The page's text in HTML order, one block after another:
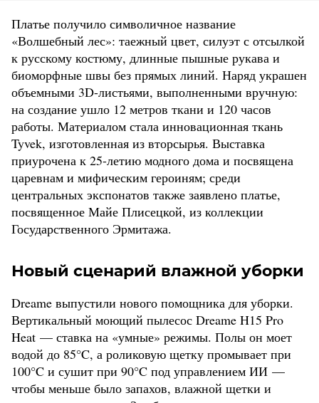
Платье получило символичное название
«Волшебный лес»: таежный цвет, силуэт с отсылкой
к русскому костюму, длинные пышные рукава и
биоморфные швы без прямых линий. Наряд украшен
объемными 3D-листьями, выполненными вручную:
на создание ушло 12 метров ткани и 120 часов
работы. Материалом стала инновационная ткань
Tyvek, изготовленная из вторсырья. Выставка
приурочена к 25-летию модного дома и посвящена
царевнам и мифическим героиням; среди
центральных экспонатов также заявлено платье,
посвященное Майе Плисецкой, из коллекции
Государственного Эрмитажа.
Новый сценарий влажной уборки
Dreame выпустили нового помощника для уборки.
Вертикальный моющий пылесос Dreame H15 Pro
Heat — ставка на «умные» режимы. Полы он моет
водой до 85°C, а роликовую щетку промывает при
100°C и сушит при 90°C под управлением ИИ —
чтобы меньше было запахов, влажной щетки и